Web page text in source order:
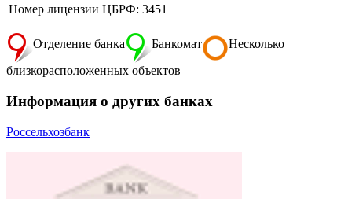
Номер лицензии ЦБРФ: 3451
Отделение банка Банкомат Несколько
близкорасположенных объектов
Информация о других банках
Россельхозбанк